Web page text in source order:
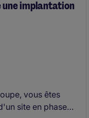
implantation
vous êtes
site en phase